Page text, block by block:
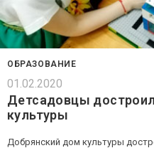
ОБРАЗОВАНИЕ
01.02.2020
Детсадовцы
культуры
Добрянский дом культуры